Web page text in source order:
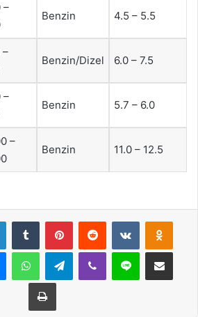
–
Benzin 4.5 – 5.5
–
Benzin/Dizel 6.0 – 7.5
–
Benzin 5.7 – 6.0
–
Benzin 11.0 – 12.5
LinkedInTumblr PinterestReddit VKontakte
MessengerWhatsAppTelegramViber Line E-Posta ile
Yazdır